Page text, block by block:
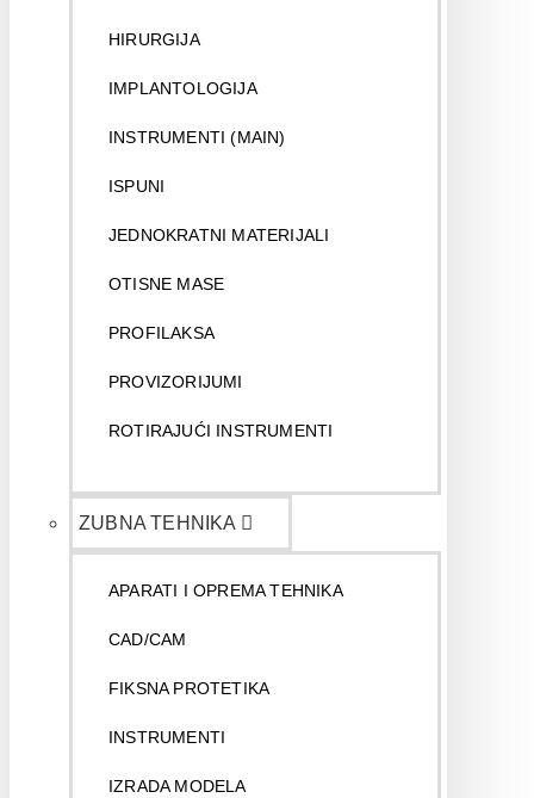
HIRURGIJA
IMPLANTOLOGIJA
INSTRUMENTI (MAIN)
ISPUNI
JEDNOKRATNI MATERIJALI
OTISNE MASE
PROFILAKSA
PROVIZORIJUMI
ROTIRAJUĆI INSTRUMENTI
ZUBNA TEHNIKA
APARATI I OPREMA TEHNIKA
CAD/CAM
FIKSNA PROTETIKA
INSTRUMENTI
IZRADA MODELA